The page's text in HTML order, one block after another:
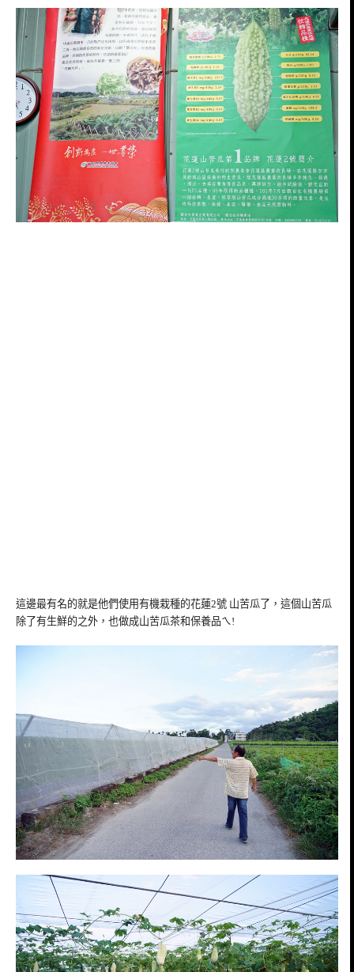
這邊最有名的就是他們使用有機栽種的花蓮2號 山苦瓜了，這個山苦瓜
除了有生鮮的之外，也做成山苦瓜茶和保養品ㄟ!